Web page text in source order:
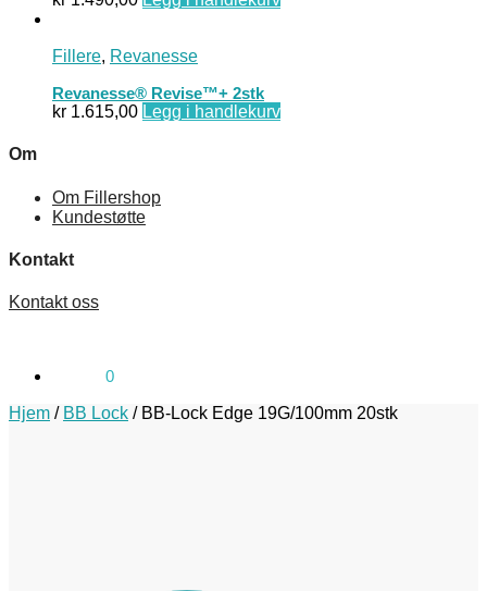
Fillere, Revanesse
Revanesse® Revise™+ 2stk
kr 1.615,00 Legg i handlekurv
Om
Om Fillershop
Kundestøtte
Kontakt
Kontakt oss
0
Hjem / BB Lock / BB-Lock Edge 19G/100mm 20stk